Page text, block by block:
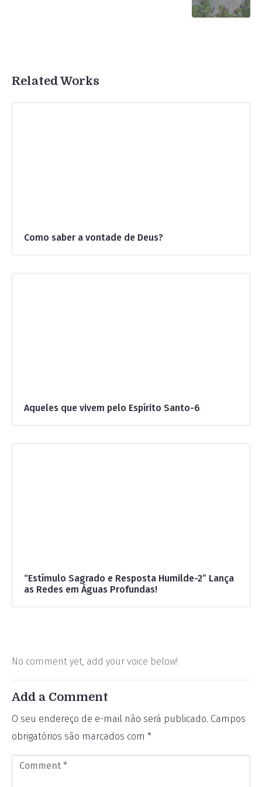
Related Works
Como saber a vontade de Deus?
Aqueles que vivem pelo Espírito Santo-6
“Estímulo Sagrado e Resposta Humilde-2” Lança
as Redes em Águas Profundas!
No comment yet, add your voice below!
Add a Comment
O seu endereço de e-mail não será publicado. Campos
obrigatórios são marcados com *